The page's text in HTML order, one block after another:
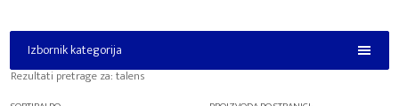
Izbornik kategorija
Izbornik kategorija
Rezultati pretrage za:talens